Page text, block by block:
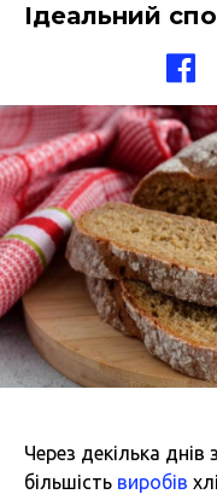
Ідеальний
Через декілька
більшість виробів